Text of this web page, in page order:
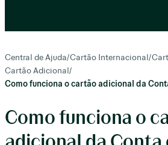
Central de Ajuda/Cartão Internacional/
Cartão Adicional/
Como funciona o cartão adicional da
Como funciona o